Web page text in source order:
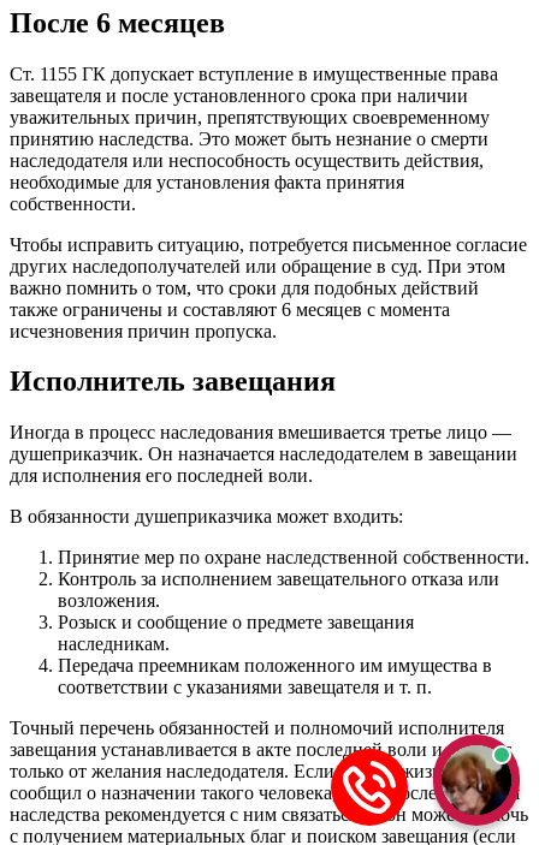
После 6 месяцев
Ст. 1155 ГК допускает вступление в имущественные права
завещателя и после установленного срока при наличии
уважительных причин, препятствующих своевременному
принятию наследства. Это может быть незнание о смерти
наследодателя или неспособность осуществить действия,
необходимые для установления факта принятия
собственности.
Чтобы исправить ситуацию, потребуется письменное согласие
других наследополучателей или обращение в суд. При этом
важно помнить о том, что сроки для подобных действий
также ограничены и составляют 6 месяцев с момента
исчезновения причин пропуска.
Исполнитель завещания
Иногда в процесс наследования вмешивается третье лицо —
душеприказчик. Он назначается наследодателем в завещании
для исполнения его последней воли.
В обязанности душеприказчика может входить:
Принятие мер по охране наследственной собственности.
Контроль за исполнением завещательного отказа или
возложения.
Розыск и сообщение о предмете завещания
наследникам.
Передача преемникам положенного им имущества в
соответствии с указаниями завещателя и т. п.
Точный перечень обязанностей и полномочий исполнителя
завещания устанавливается в акте последней воли и зависит
только от желания наследодателя. Если он при жизни
сообщил о назначении такого человека, сразу после открытия
наследства рекомендуется с ним связаться — он может помочь
с получением материальных благ и поиском завещания (если